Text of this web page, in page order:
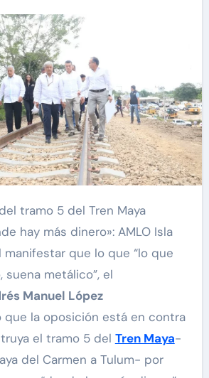
hay más dinero»: AMLO Isla
manifestar que lo que “lo que
suena metálico”, el
Manuel López
la oposición está en contra
el tramo 5 del Tren Maya-
del Carmen a Tulum- por